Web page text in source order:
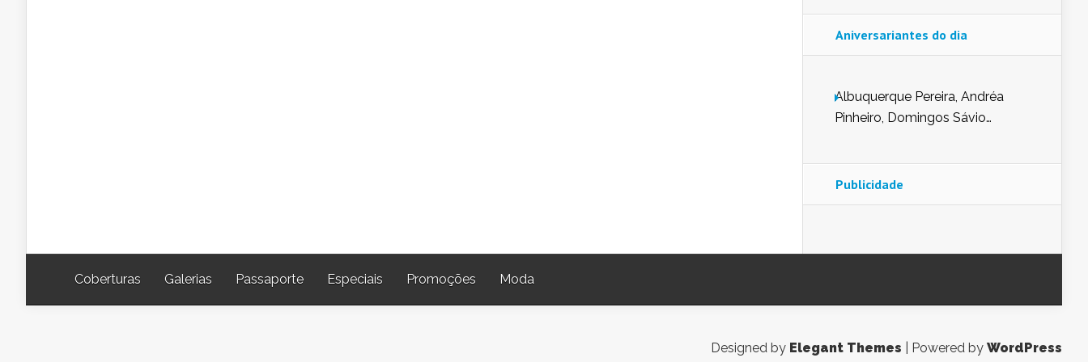
Aniversariantes do dia
Albuquerque Pereira, Andréa
Pinheiro, Domingos Sávio
Nunes de Sena, Fátima Peixoto,
Glória Pereira, Kátia Mesel,
Publicidade
Coberturas Galerias Passaporte Especiais Promoções Moda
Designed by Elegant Themes | Powered by WordPress